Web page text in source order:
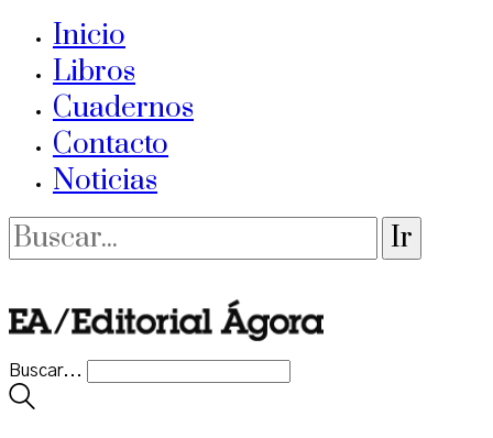
Inicio
Libros
Cuadernos
Contacto
Noticias
Buscar...